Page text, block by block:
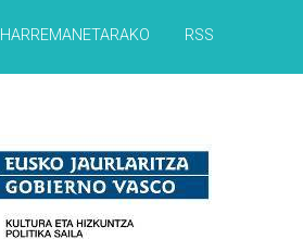
HARREMANETARAKO RSS